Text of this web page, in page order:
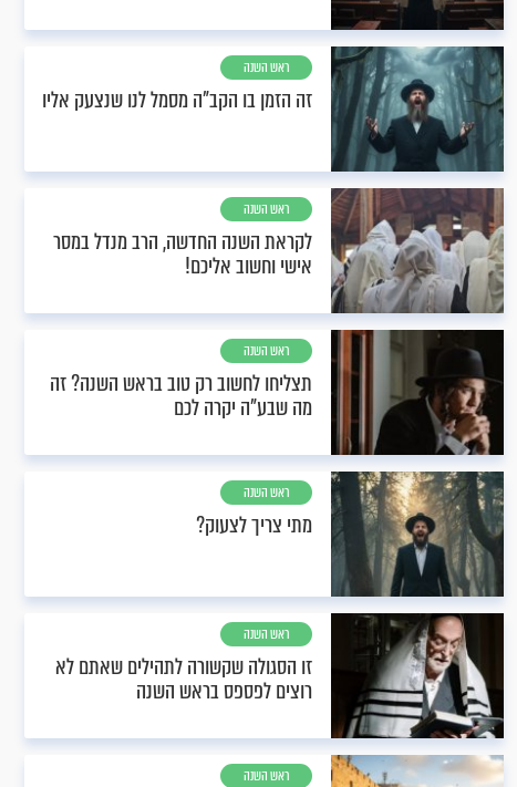
ראש השנה
זה הזמן בו הקב"ה מסמל לנו שנצעק אליו
ראש השנה
לקראת השנה החדשה, הרב מנדל במסר
אישי וחשוב אליכם!
ראש השנה
תצליחו לחשוב רק טוב בראש השנה? זה
מה שבע"ה יקרה לכם
ראש השנה
מתי צריך לצעוק?
ראש השנה
זו הסגולה שקשורה לתהילים שאתם לא
רוצים לפספס בראש השנה
ראש השנה